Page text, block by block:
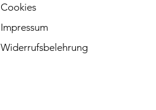
Cookies
Impressum
Widerrufsbelehrung